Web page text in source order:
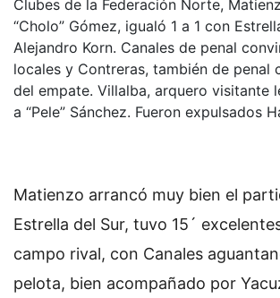
Clubes de la Federación Norte,
“Cholo” Gómez, igualó 1 a 1 con
Alejandro Korn. Canales de penal
locales y Contreras, también de penal
del empate. Villalba, arquero visitante
a “Pele” Sánchez. Fueron expulsados
Matienzo arrancó muy bien el
Estrella del Sur, tuvo 15´
campo rival, con Canales
pelota, bien acompañado por